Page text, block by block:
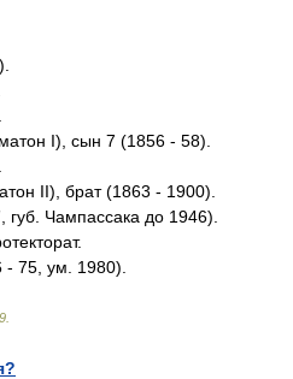
I), сын 7 (1856 - 58).
II), брат (1863 - 1900).
Чампассака до 1946).
75, ум. 1980).